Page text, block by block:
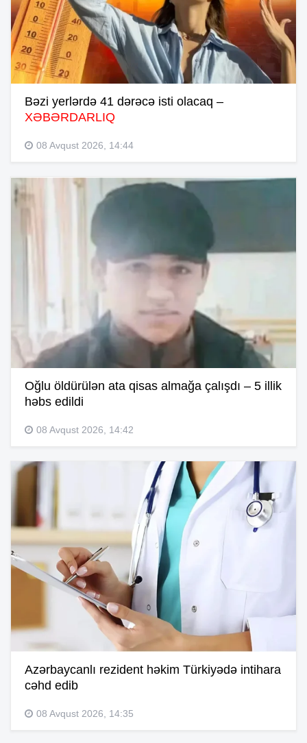
Bəzi yerlərdə 41 dərəcə isti olacaq –
XƏBƏRDARLIQ
08 Avqust 2026, 14:44
Oğlu öldürülən ata qisas almağa çalışdı – 5 illik
həbs edildi
08 Avqust 2026, 14:42
Azərbaycanlı rezident həkim Türkiyədə intihara
cəhd edib
08 Avqust 2026, 14:35